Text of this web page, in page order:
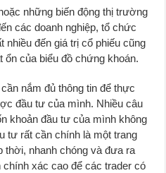
những biến động thị trường
các doanh nghiệp, tổ chức
nhiều đến giá trị cổ phiếu cũng
ổn của biểu đồ chứng khoán.
nắm đủ thông tin để thực
đầu tư của mình. Nhiều câu
khoản đầu tư của mình không
tư rất cần chính là một trang
thời, nhanh chóng và đưa ra
xác cao để các trader có